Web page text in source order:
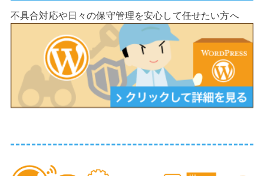
不具合対応や日々の保守管理を安心して任せたい方へ